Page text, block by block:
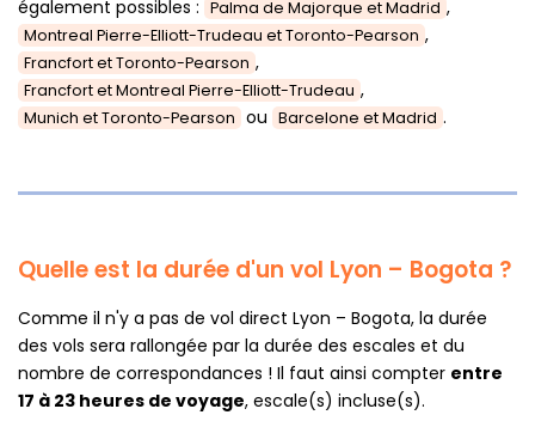
également possibles : Palma de Majorque et Madrid ,
Montreal Pierre-Elliott-Trudeau et Toronto-Pearson ,
Francfort et Toronto-Pearson ,
Francfort et Montreal Pierre-Elliott-Trudeau ,
Munich et Toronto-Pearson ou Barcelone et Madrid .
Quelle est la durée d'un vol Lyon – Bogota ?
Comme il n'y a pas de vol direct Lyon – Bogota, la durée
des vols sera rallongée par la durée des escales et du
nombre de correspondances ! Il faut ainsi compter entre
17 à 23 heures de voyage, escale(s) incluse(s).